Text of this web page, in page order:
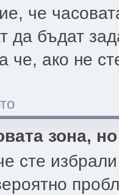
че
да бъдат
че, ако не
зона,
сте